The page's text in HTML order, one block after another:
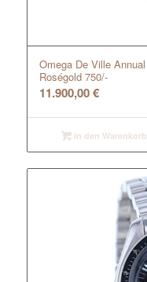
Omega De Ville
Roségold 750/-
11.900,00€
In den Warenkorb